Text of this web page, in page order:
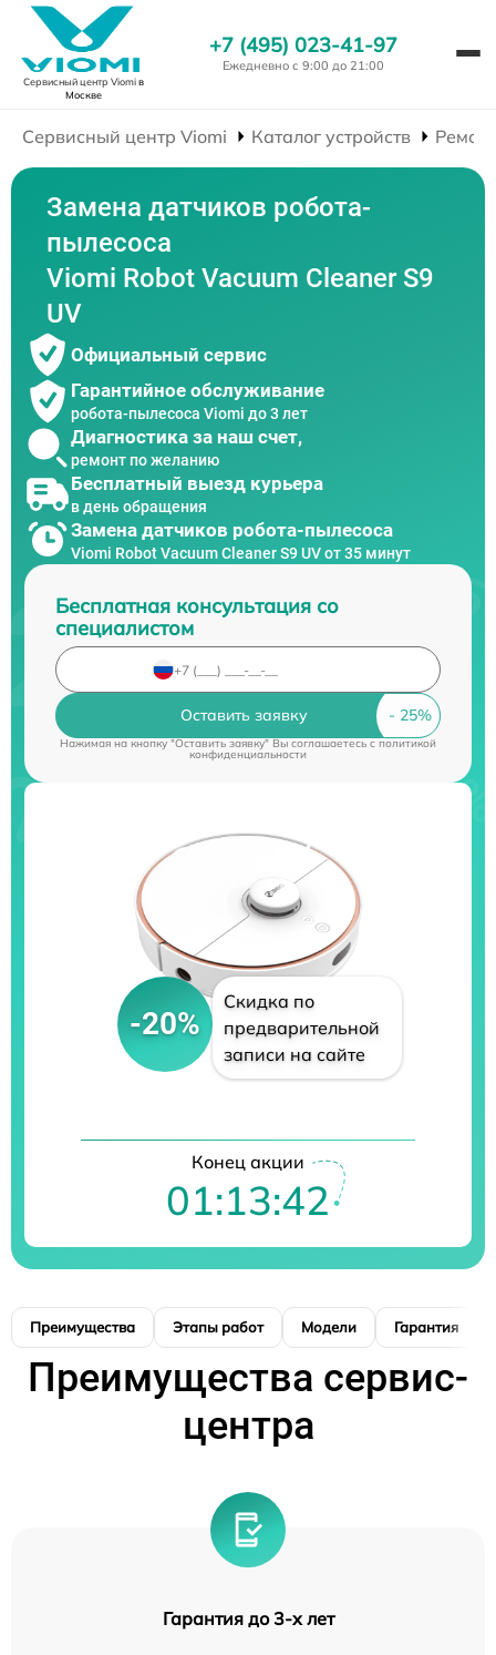
Сервисный центр Viomiв
Москве
+7 (495) 023-41-97
Ежедневно с 9:00 до 21:00
Сервисный центр Viomi Каталог устройств
Замена датчиков робота-
пылесоса
Viomi Robot Vacuum Cleaner S9
UV
Официальный сервис
Гарантийное обслуживание
робота-пылесоса Viomi до 3 лет
Диагностика за наш счет,
ремонт по желанию
Бесплатный выезд курьера
в день обращения
Замена датчиков робота-пылесоса
Viomi Robot Vacuum Cleaner S9 UV от 35 минут
Бесплатная консультация со
специалистом
Оставить заявку
Нажимая на кнопку "Оставить заявку" Вы соглашаетесь cполитикой
конфиденциальности
-20%
Скидка по
предварительной
записи на сайте
Конец акции
01:13:41
Преимущества Этапы работ Модели Гарантия
Преимущества сервис-
центра
Гарантия до 3-х лет